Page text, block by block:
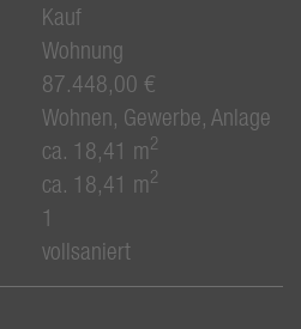
Kauf
Wohnung
87.448,00 €
Wohnen Gewerbe Anlage
ca. 18,41 m2
ca. 18,41 m2
1
vollsaniert